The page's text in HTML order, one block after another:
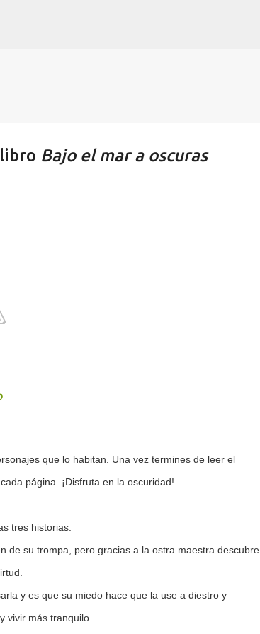
Bajo el mar a oscuras
que lo habitan. Una vez termines de leer el
página. ¡Disfruta en la oscuridad!
tres historias.
de su trompa, pero gracias a la ostra maestra descubre
y es que su miedo hace que la use a diestro y
vivir más tranquilo.